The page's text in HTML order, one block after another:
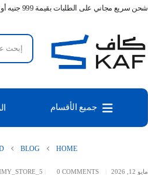
شحن سريع مجاني على الطلبات بقيمة 999 جنيه أو أكثر
جميع الأقسام
HOME
BLOG
مايو 12, 2026 0 COMMENTS